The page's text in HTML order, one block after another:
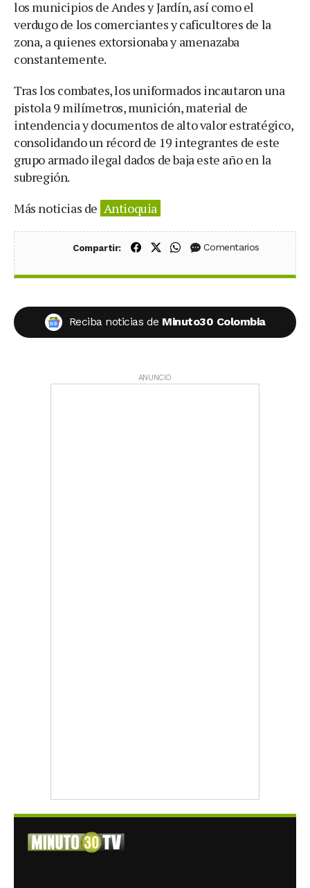
los municipios de Andes y Jardín, así como el
verdugo de los comerciantes y caficultores de la
zona, a quienes extorsionaba y amenazaba
constantemente.
Tras los combates, los uniformados incautaron una
pistola 9 milímetros, munición, material de
intendencia y documentos de alto valor estratégico,
consolidando un récord de 19 integrantes de este
grupo armado ilegal dados de baja este año en la
subregión.
Más noticias de Antioquia
Compartir: Compartir en Facebook
Compartir en X (Twitter)
Compartir en WhatsApp
Comentarios
Reciba noticias de Minuto30 Colombia
ANUNCIO